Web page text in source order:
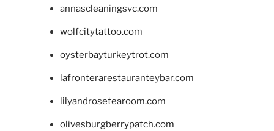
annascleaningsvc.com
wolfcitytattoo.com
oysterbayturkeytrot.com
lafronterarestauranteybar.com
lilyandrosetearoom.com
olivesburgberrypatch.com